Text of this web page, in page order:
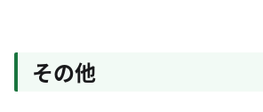
その他